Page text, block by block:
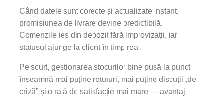
Când datele sunt corecte și actualizate instant,
promisiunea de livrare devine predictibilă.
Comenzile ies din depozit fără improvizații, iar
statusul ajunge la client în timp real.
Pe scurt, gestionarea stocurilor bine pusă la punct
înseamnă mai puține retururi, mai puține discuții „de
criză” și o rată de satisfacție mai mare — avantaj